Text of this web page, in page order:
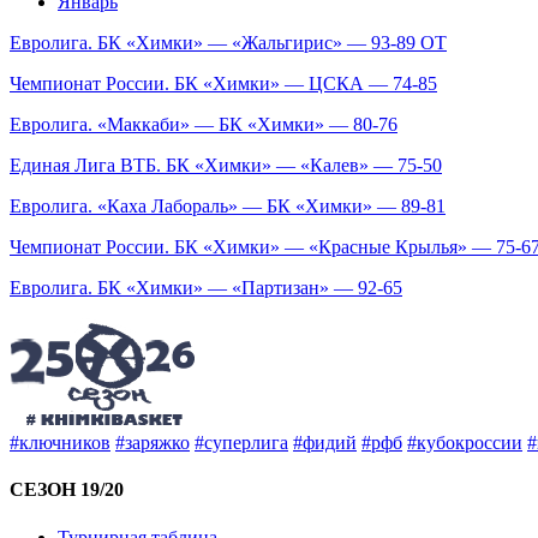
Евролига. БК «Химки» — «Жальгирис» — 93-89 ОТ
Чемпионат России. БК «Химки» — ЦСКА — 74-85
Евролига. «Маккаби» — БК «Химки» — 80-76
Единая Лига ВТБ. БК «Химки» — «Калев» — 75-50
Евролига. «Каха Лабораль» — БК «Химки» — 89-81
Чемпионат России. БК «Химки» — «Красные Крылья» — 75-
Евролига. БК «Химки» — «Партизан» — 92-65
#ключников #заряжко #суперлига #фидий #рфб #кубокроссии
СЕЗОН 19/20